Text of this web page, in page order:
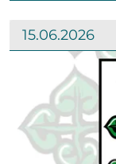
15.06.2026